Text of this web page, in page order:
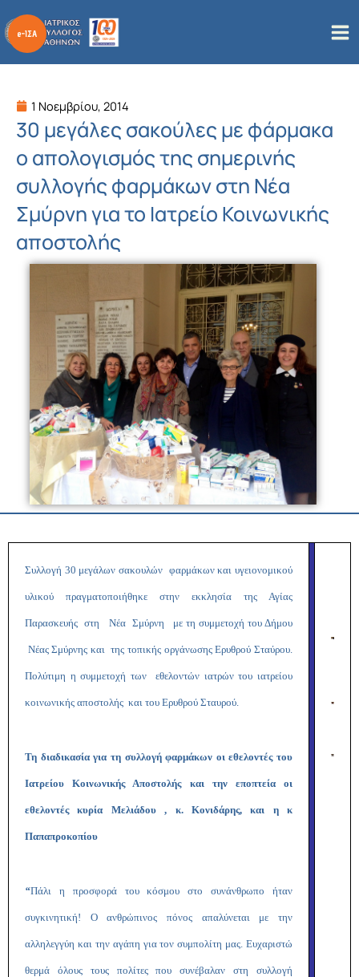
στο
περιεχόμενο
1 Νοεμβρίου, 2014
30 μεγάλες σακούλες με φάρμακα
ο απολογισμός της σημερινής
συλλογής φαρμάκων στη Νέα
Σμύρνη για το Ιατρείο Κοινωνικής
αποστολής
Συλλογή 30 μεγάλων σακουλών φαρμάκων και υγειονομικού
υλικού πραγματοποιήθηκε στην εκκλησία της Αγίας
Παρασκευής στη Νέα Σμύρνη με τη συμμετοχή του Δήμου
Νέας Σμύρνης και της τοπικής οργάνωσης Ερυθρού Σταύρου.
Πολύτιμη η συμμετοχή των εθελοντών ιατρών του ιατρείου
κοινωνικής αποστολής και του Ερυθρού Σταυρού.
Τη διαδικασία για τη συλλογή φαρμάκων οι εθελοντές του
Ιατρείου Κοινωνικής Αποστολής και την εποπτεία οι
εθελοντές κυρία Μελιάδου , κ. Κονιδάρης, και η κ
Παπαπροκοπίου
“Πάλι η προσφορά του κόσμου στο συνάνθρωπο ήταν
συγκινητική! Ο ανθρώπινος πόνος απαλύνεται με την
αλληλεγγύη και την αγάπη για τον συμπολίτη μας. Ευχαριστώ
θερμά όλους τους πολίτες που συνέβαλαν στη συλλογή